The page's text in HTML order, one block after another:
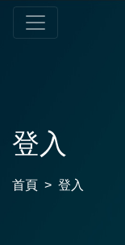
登入
首頁 登入